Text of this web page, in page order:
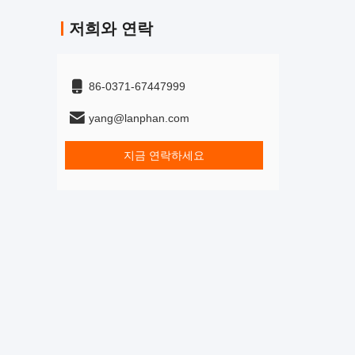
저희와 연락
86-0371-67447999
yang@lanphan.com
지금 연락하세요